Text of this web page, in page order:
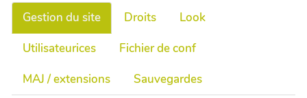
Gestion du site Droits
Look
Utilisateurices
Fichier de conf
MAJ / extensions
Sauvegardes